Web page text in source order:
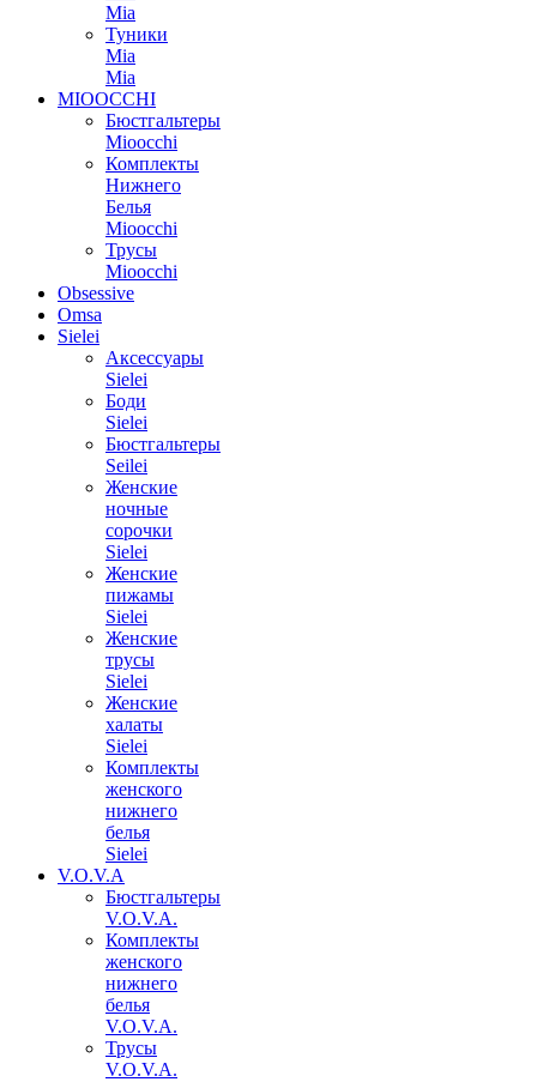
Mia
Туники
Mia
Mia
MIOOCCHI
Бюстгальтеры
Mioocchi
Комплекты
Нижнего
Белья
Mioocchi
Трусы
Mioocchi
Obsessive
Omsa
Sielei
Аксессуары
Sielei
Боди
Sielei
Бюстгальтеры
Seilei
Женские
ночные
сорочки
Sielei
Женские
пижамы
Sielei
Женские
трусы
Sielei
Женские
халаты
Sielei
Комплекты
женского
нижнего
белья
Sielei
V.O.V.A
Бюстгальтеры
V.O.V.A.
Комплекты
женского
нижнего
белья
V.O.V.A.
Трусы
V.O.V.A.